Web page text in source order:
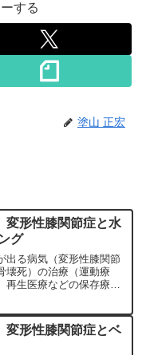
する
塗山 正宏
形性膝関節症と水
グ
出る病気（変形性膝関節
壊死）の治療（運動療
再生医療などの保存療
節手術を専門）の塗山正
します。
形性膝関節症とベ